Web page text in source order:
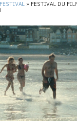
FESTIVAL » FESTIVAL DU